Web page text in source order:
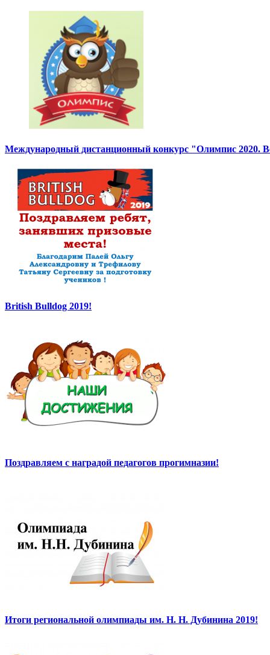
Международный дистанционный конкурс "Олимпис 2020.
British Bulldog 2019!
Поздравляем с наградой педагогов прогимназии!
Итоги региональной олимпиады им. Н. Н. Дубинина 2019!